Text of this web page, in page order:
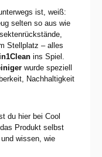
ist, weiß:
selten so aus wie
Stellplatz – alles
ins Spiel.
wurde speziell
Nachhaltigkeit
du hier bei Cool
Produkt selbst
wissen, wie